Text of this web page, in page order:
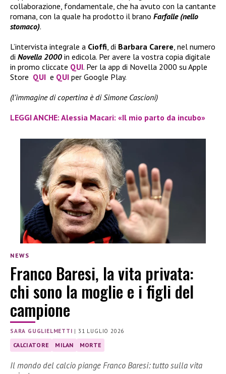
collaborazione, fondamentale, che ha avuto con la cantante
romana, con la quale ha prodotto il brano Farfalle (nello
stomaco).
L’intervista integrale a Cioffi, di Barbara Carere, nel numero
di Novella 2000 in edicola. Per avere la vostra copia digitale
in promo cliccate QUI. Per la app di Novella 2000 su Apple
Store QUI e QUI per Google Play.
(l’immagine di copertina è di Simone Cascioni)
LEGGI ANCHE: Alessia Macari: «Il mio parto da incubo»
NEWS
Franco Baresi, la vita privata:
chi sono la moglie e i figli del
campione
SARA GUGLIELMETTI |31 LUGLIO 2026
CALCIATORE MILAN MORTE
Il mondo del calcio piange Franco Baresi: tutto sulla vita